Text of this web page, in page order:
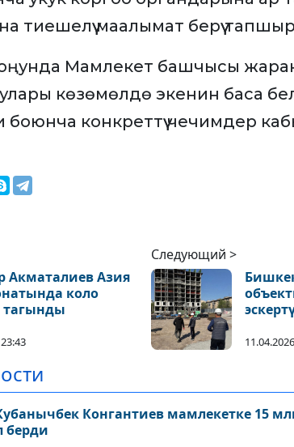
жана тиешелүү маалымат берүү
Мамлекет башчысы
көзөмөлдө экенин баса
конкреттүү чечимдер
Акматалиев Азия
коло
тагынды
Следующий >
Конгантиев мамлекетке 15
берди